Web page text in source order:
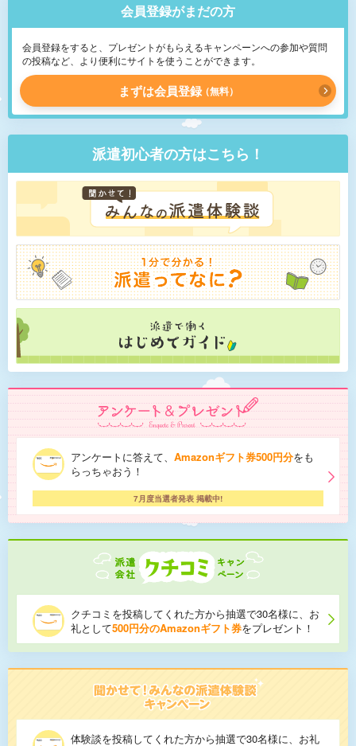
会員登録がまだの方
会員登録をすると、プレゼントがもらえるキャンペーンへの参加や質問
の投稿など、より便利にサイトを使うことができます。
まずは会員登録 無料
派遣初心者の方はこちら！
アンケートに答えて、 Amazonギフト券500円分をも
らっちゃおう！
7月度当選者発表 掲載中!
クチコミを投稿してくれた方から抽選で30名様に、お
礼として500円分のAmazonギフト券をプレゼント！
体験談を投稿してくれた方から抽選で30名様に、お礼